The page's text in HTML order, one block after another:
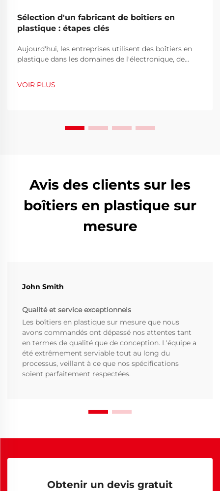
Sélection d'un fabricant de boîtiers en
plastique : étapes clés
Aujourd'hui, les entreprises utilisent des boîtiers en
plastique dans les domaines de l'électronique, de
répandue des boîtiers en plastique sur le marché
VOIR PLUS
Avis des clients sur les
boîtiers en plastique sur
mesure
John Smith
Qualité et service exceptionnels
Les boîtiers en plastique sur mesure que nous
avons commandés ont dépassé nos attentes tant
en termes de qualité que de conception. L'équipe a
été extrêmement serviable tout au long du
processus, veillant à ce que nos spécifications
soient parfaitement respectées.
Obtenir un devis gratuit